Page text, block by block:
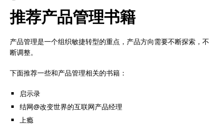
推荐产品管理书籍
产品管理是一个组织敏捷转型的重点，产品方向需要不断探索，不
断调整。
下面推荐一些和产品管理相关的书籍：
启示录
结网@改变世界的互联网产品经理
上瘾